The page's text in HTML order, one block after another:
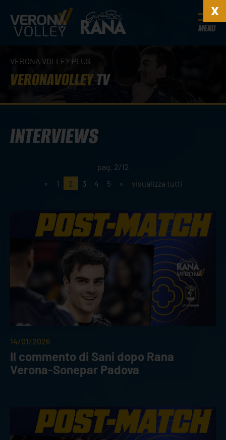
MENU
VERONA VOLLEY PLUS
VERONAVOLLEYTV
INTERVIEWS
pag. 2/12
«
1 2 3 4 5 » visualizza tutti
14/01/2026
Il commento di Sani dopo Rana
Verona-Sonepar Padova